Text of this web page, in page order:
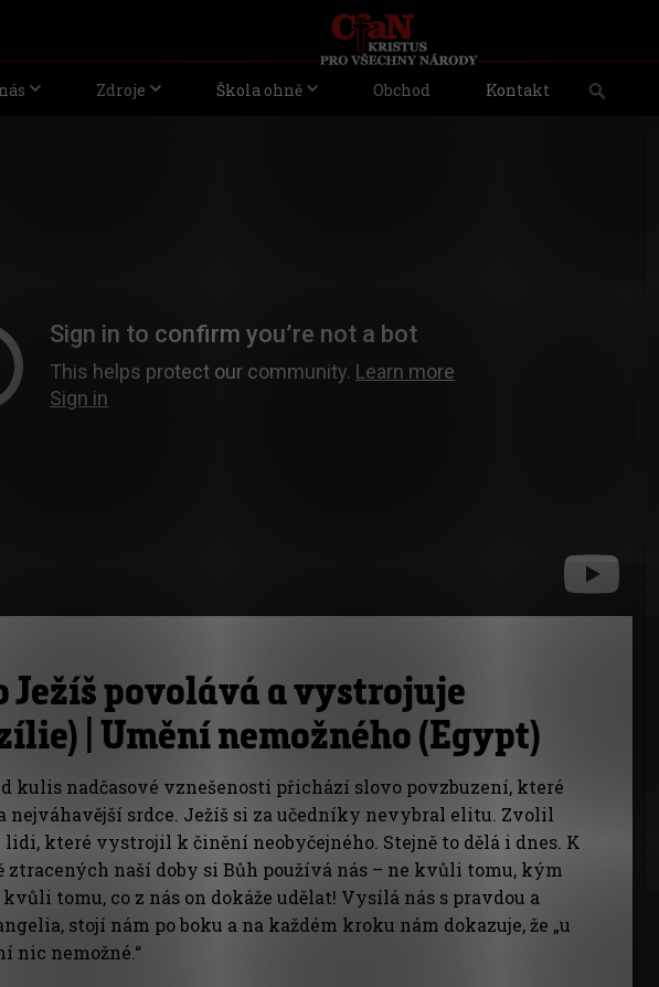
Zdroje Škola ohně Obchod Kontakt
Ježíš povolává a vystrojuje
| Umění nemožného (Egypt)
kulis nadčasové vznešenosti přichází slovo povzbuzení, které
nejváhavější srdce. Ježíš si za učedníky nevybral elitu. Zvolil
lidi, které vystrojil k činění neobyčejného. Stejně to dělá i dnes. K
ztracených naší doby si Bůh používá nás – ne kvůli tomu, kým
kvůli tomu, co z nás on dokáže udělat! Vysílá nás s pravdou a
stojí nám po boku a na každém kroku nám dokazuje, že „u
nic nemožné.“